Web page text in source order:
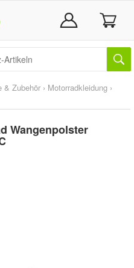
& Zubehör › Motorradkleidung ›
Wangenpolster